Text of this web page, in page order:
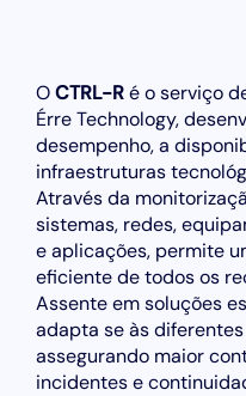
OCTRL-Ré o serviço
Érre Technology,
desempenho, a
infraestruturas
Através da
sistemas, redes,
e aplicações, permite
eficiente de todos os
Assente em soluções
adapta se às
assegurando maior
incidentes e